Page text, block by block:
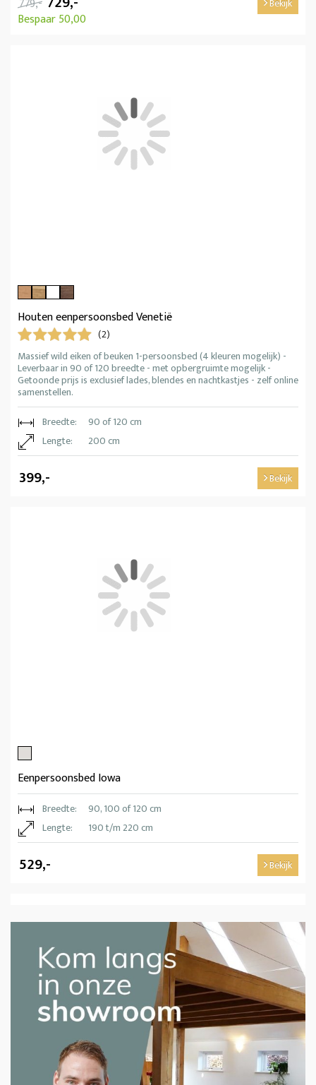
779,-
Bespaar 50,00
Bekijk
Houten eenpersoonsbed Venetië
(2)
Massief wild eiken of beuken 1-persoonsbed (4 kleuren mogelijk) -
Leverbaar in 90 of 120 breedte - met opbergruimte mogelijk -
Getoonde prijs is exclusief lades, blendes en nachtkastjes - zelf online
samenstellen.
Breedte:
90 of 120 cm
Lengte:
200 cm
399,- Bekijk
Eenpersoonsbed Iowa
Breedte:
90, 100 of 120 cm
Lengte:
190 t/m 220 cm
529,- Bekijk